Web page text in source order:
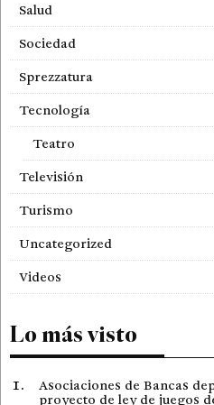
Salud
Sociedad
Sprezzatura
Tecnología
Teatro
Televisión
Turismo
Uncategorized
Videos
Lo más visto
Asociaciones de Bancas
proyecto de ley de juegos